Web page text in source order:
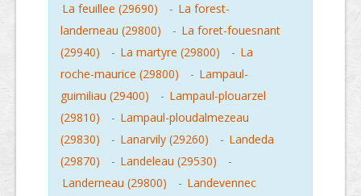
La feuillee (29690)
- La forest-
landerneau (29800)
- La foret-fouesnant
(29940)
- La martyre (29800) - La
roche-maurice (29800)
- Lampaul-
guimiliau (29400)
- Lampaul-plouarzel
(29810)
- Lampaul-ploudalmezeau
(29830)
- Lanarvily (29260) - Landeda
(29870)
- Landeleau (29530)
-
Landerneau (29800)
- Landevennec